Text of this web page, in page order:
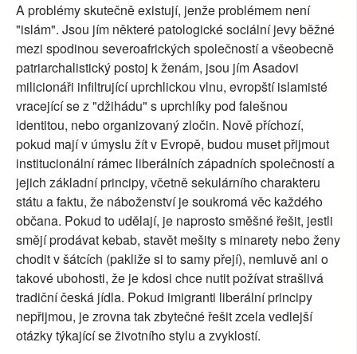
A problémy skutečně existují, jenže problémem není
"islám". Jsou jím některé patologické sociální jevy běžné
mezi spodinou severoafrických společností a všeobecně
patriarchalistický postoj k ženám, jsou jím Asadovi
milicionáři infiltrující uprchlickou vlnu, evropští islamisté
vracející se z "džihádu" s uprchlíky pod falešnou
identitou, nebo organizovaný zločin. Nově příchozí,
pokud mají v úmyslu žít v Evropě, budou muset přijmout
institucionální rámec liberálních západních společností a
jejich základní principy, včetně sekulárního charakteru
státu a faktu, že náboženství je soukromá věc každého
občana. Pokud to udělají, je naprosto směšné řešit, jestli
smějí prodávat kebab, stavět mešity s minarety nebo ženy
chodit v šátcích (pakliže si to samy přejí), nemluvě ani o
takové ubohosti, že je kdosi chce nutit požívat strašlivá
tradiční česká jídla. Pokud imigranti liberální principy
nepřijmou, je zrovna tak zbytečné řešit zcela vedlejší
otázky týkající se životního stylu a zvyklostí.